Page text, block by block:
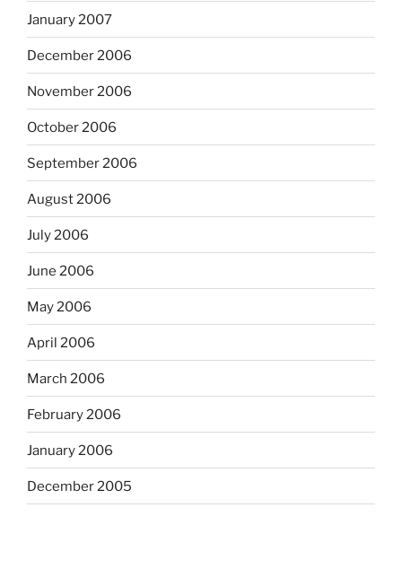
January 2007
December 2006
November 2006
October 2006
September 2006
August 2006
July 2006
June 2006
May 2006
April 2006
March 2006
February 2006
January 2006
December 2005